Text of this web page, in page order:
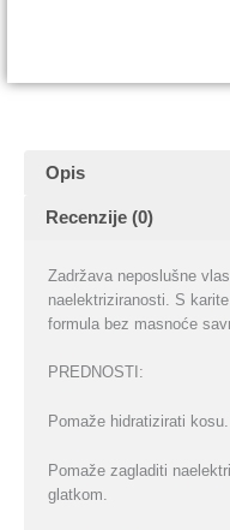
Opis
Recenzije (0)
Zadržava neposlušne
naelektriziranosti. S
formula bez masnoće
PREDNOSTI:
Pomaže hidratizirati kosu.
Pomaže zagladiti
glatkom.